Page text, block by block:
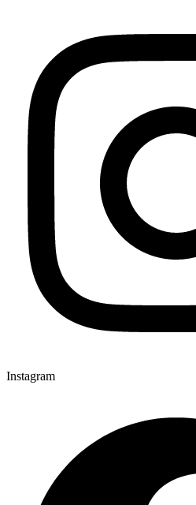
Instagram